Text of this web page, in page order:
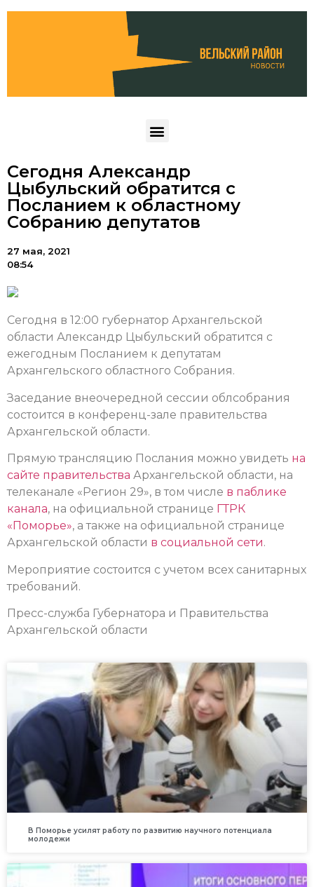
Сегодня Александр
Цыбульский обратится с
Посланием к областному
Собранию депутатов
27 мая, 2021
08:54
Сегодня в 12:00 губернатор Архангельской
области Александр Цыбульский обратится с
ежегодным Посланием к депутатам
Архангельского областного Собрания.
Заседание внеочередной сессии облсобрания
состоится в конференц-зале правительства
Архангельской области.
Прямую трансляцию Послания можно увидеть на
сайте правительства Архангельской области, на
телеканале «Регион 29», в том числе в паблике
канала, на официальной странице ГТРК
«Поморье», а также на официальной странице
Архангельской области в социальной сети.
Мероприятие состоится с учетом всех санитарных
требований.
Пресс-служба Губернатора и Правительства
Архангельской области
В Поморье усилят работу по развитию научного потенциала
молодежи